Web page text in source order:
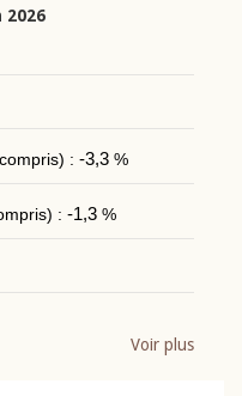
2026
: -3,3%
: -1,3%
Voir plus